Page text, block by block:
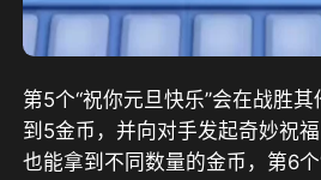
第5个“祝你元旦快乐”会在战胜
到5金币，并向对手发起奇妙祝
也能拿到不同数量的金币，第6